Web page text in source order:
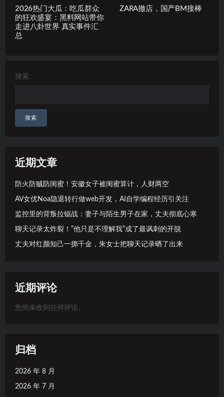
2026热门大瓜：吃瓜群众
的狂欢盛宴：黑料网站带你
走进八卦世界 真实事件汇
总
ZARA撤店，国产BM接棒
搜索
搜索
近期文章
防火防贼防闺蜜！安徽女子被闺蜜算计，人财两空
AV女优Noa隐退转行做web开发，AI自学编程经历引关注
监控里的背叛拉锯战：妻子与陌生男子在家，丈夫彻底心寒
聊天记录太炸裂！”他只是不理解我”成了最讽刺的开脱
丈夫对红颜知己一掷千金，朱女士把聊天记录晒了出来
近期评论
您尚未收到任何评论。
归档
2026 年 8 月
2026 年 7 月